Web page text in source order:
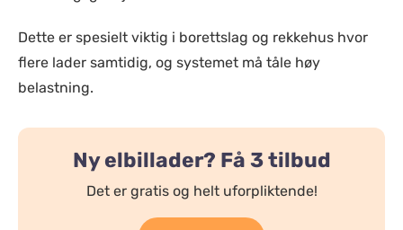
Dette er spesielt viktig i borettslag og rekkehus hvor
flere lader samtidig, og systemet må tåle høy
belastning.
Ny elbillader? Få 3 tilbud
Det er gratis og helt uforpliktende!